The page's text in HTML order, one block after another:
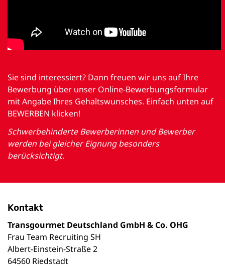
Sie sind interessiert? Dann freuen wir uns auf Ihre
Bewerbung über unser Online-Bewerbungsformular
mit Angabe Ihres Gehaltswunsches. Einfach unten auf
BEWERBEN klicken!
Schwerbehinderte Bewerberinnen und Bewerber
werden bei gleicher Eignung besonders
berücksichtigt.
Kontakt
Transgourmet Deutschland GmbH & Co. OHG
Frau Team Recruiting SH
Albert-Einstein-Straße 2
64560 Riedstadt